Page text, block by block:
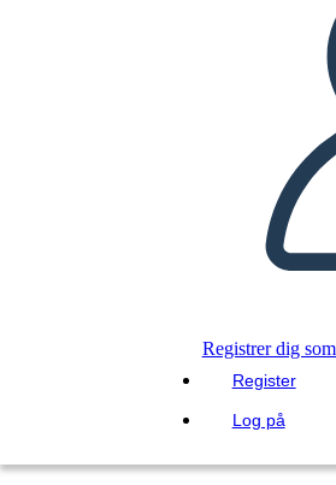
Registrer dig
Register
Log på
LÆS